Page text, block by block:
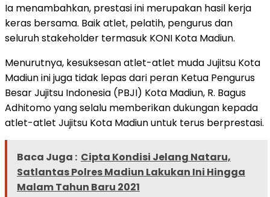
Ia menambahkan, prestasi ini merupakan hasil kerja
keras bersama. Baik atlet, pelatih, pengurus dan
seluruh stakeholder termasuk KONI Kota Madiun.
Menurutnya, kesuksesan atlet-atlet muda Jujitsu Kota
Madiun ini juga tidak lepas dari peran Ketua Pengurus
Besar Jujitsu Indonesia (PBJI) Kota Madiun, R. Bagus
Adhitomo yang selalu memberikan dukungan kepada
atlet-atlet Jujitsu Kota Madiun untuk terus berprestasi.
Baca Juga : Cipta Kondisi Jelang Nataru,
Satlantas Polres Madiun Lakukan Ini Hingga
Malam Tahun Baru 2021